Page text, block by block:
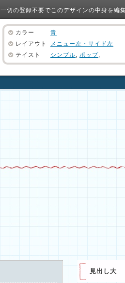
一切の登録不要でこのデザインの中身を編
カラー
青
レイアウト
メニュー左・サイド左
テイスト
シンプル, ポップ,